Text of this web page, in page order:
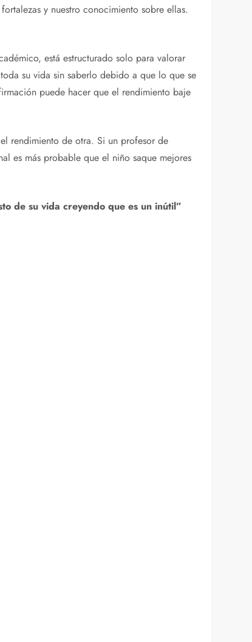
y nuestro conocimiento sobre ellas.
está estructurado solo para valorar
su vida sin saberlo debido a que lo que se
puede hacer que el rendimiento baje
rendimiento de otra. Si un profesor de
es más probable que el niño saque mejores
de su vida creyendo que es un inútil”